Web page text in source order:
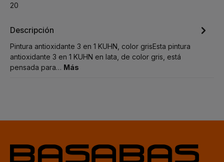
20
Descripción
Pintura antioxidante 3 en 1 KUHN, color grisEsta pintura
antioxidante 3 en 1 KUHN en lata, de color gris, está
pensada para… Más